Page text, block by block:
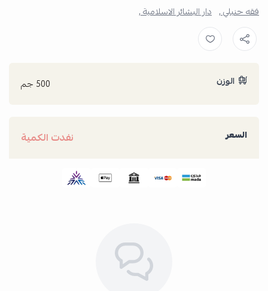
فقه حنبلي , دار البشائر الاسلامية ,
الوزن 500 جم
السعر نفدت الكمية